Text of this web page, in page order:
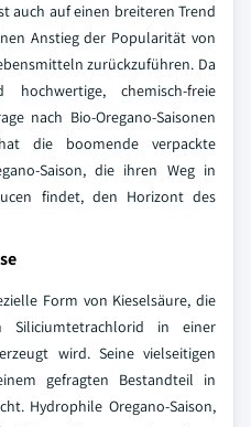
auch auf einen breiteren Trend
Anstieg der Popularität von
zurückzuführen. Da
hochwertige, chemisch-freie
nach Bio-Oregano-Saisonen
die boomende verpackte
Saison, die ihren Weg in
findet, den Horizont des
Form von Kieselsäure, die
in einer
wird. Seine vielseitigen
gefragten Bestandteil in
Hydrophile Oregano-Saison,